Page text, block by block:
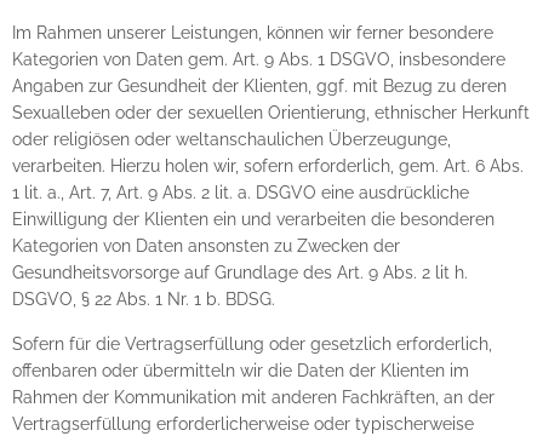
Im Rahmen unserer Leistungen, können wir ferner besondere
Kategorien von Daten gem. Art. 9 Abs. 1 DSGVO, insbesondere
Angaben zur Gesundheit der Klienten, ggf. mit Bezug zu deren
Sexualleben oder der sexuellen Orientierung, ethnischer Herkunft
oder religiösen oder weltanschaulichen Überzeugunge,
verarbeiten. Hierzu holen wir, sofern erforderlich, gem. Art. 6 Abs.
1 lit. a., Art. 7, Art. 9 Abs. 2 lit. a. DSGVO eine ausdrückliche
Einwilligung der Klienten ein und verarbeiten die besonderen
Kategorien von Daten ansonsten zu Zwecken der
Gesundheitsvorsorge auf Grundlage des Art. 9 Abs. 2 lit h.
DSGVO, § 22 Abs. 1 Nr. 1 b. BDSG.
Sofern für die Vertragserfüllung oder gesetzlich erforderlich,
offenbaren oder übermitteln wir die Daten der Klienten im
Rahmen der Kommunikation mit anderen Fachkräften, an der
Vertragserfüllung erforderlicherweise oder typischerweise